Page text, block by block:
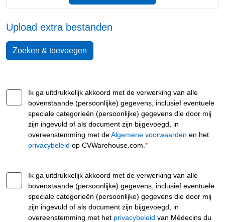
Upload extra bestanden
Zoeken & toevoegen
Ik ga uitdrukkelijk akkoord met de verwerking van alle
bovenstaande (persoonlijke) gegevens, inclusief eventuele
speciale categorieën (persoonlijke) gegevens die door mij
zijn ingevuld of als document zijn bijgevoegd, in
overeenstemming met deAlgemene voorwaarden en het
privacybeleid op CVWarehouse.com. *
Ik ga uitdrukkelijk akkoord met de verwerking van alle
bovenstaande (persoonlijke) gegevens, inclusief eventuele
speciale categorieën (persoonlijke) gegevens die door mij
zijn ingevuld of als document zijn bijgevoegd, in
overeenstemming met het privacybeleid van Médecins du